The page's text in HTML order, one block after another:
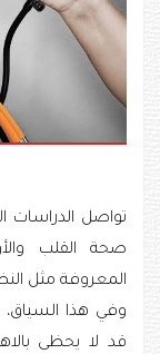
تواصل الدراسات
صحة القلب
المعروفة مثل
وفي هذا
قد لا يحظى